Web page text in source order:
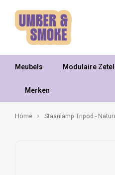
Meubels Modulaire
Merken
Home Staanlamp Tripod -